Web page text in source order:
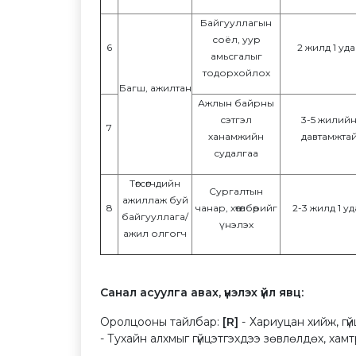
6
Багш, ажилтан
Байгууллагын
соёл, уур
амьсгалыг
тодорхойлох
2 жилд 1
7
Ажлын байрны
сэтгэл
ханамжийн
судалгаа
3-5 жилийн
8
Төгсөгчдийн
ажиллаж буй
байгууллага/
ажил олгогч
Сургалтын
чанар, хөтөлбөрийг
үнэлэх
2-3 жилд 1
Санал асуулга авах, үнэлэх үйл явц:
Оролцооны тайлбар: [R] - Хариуцан хийж,
- Тухайн алхмыг гүйцэтгэхдээ зөвлөлдөх,